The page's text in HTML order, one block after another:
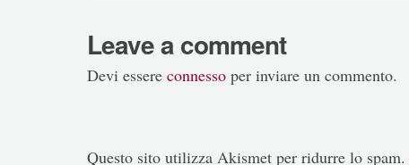
Leave a comment
Devi essere connesso per inviare un commento.
Questo sito utilizza Akismet per ridurre lo spam.